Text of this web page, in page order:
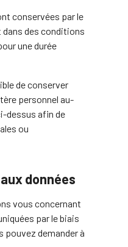
conservées par le
des conditions
une durée
de conserver
personnel au-
dessus afin de
ou
données
vous concernant
par le biais
demander à